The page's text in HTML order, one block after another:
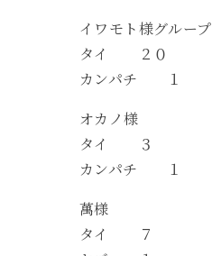
イワモト様グループ
タイ ２０
カンパチ １
オカノ様
タイ ３
カンパチ １
萬様
タイ ７